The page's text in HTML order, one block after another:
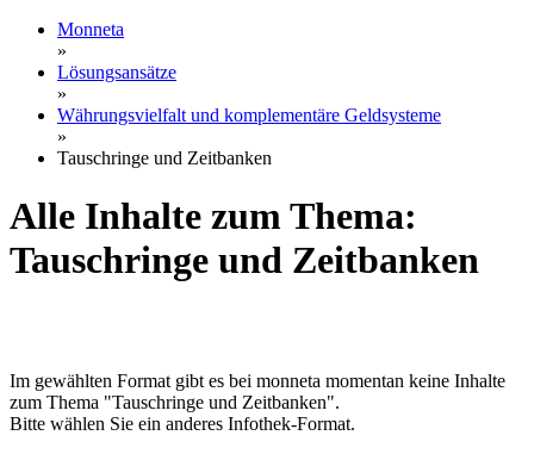
Monneta
»
Lösungsansätze
»
Währungsvielfalt und komplementäre Geldsysteme
»
Tauschringe und Zeitbanken
Alle Inhalte zum Thema:
Tauschringe und Zeitbanken
Im gewählten Format gibt es bei monneta momentan keine Inhalte
zum Thema "Tauschringe und Zeitbanken".
Bitte wählen Sie ein anderes Infothek-Format.